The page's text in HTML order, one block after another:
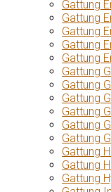
Gattung
Gattung
Gattung
Gattung
Gattung
Gattung
Gattung
Gattung
Gattung
Gattung
Gattung
Gattung
Gattung
Gattung